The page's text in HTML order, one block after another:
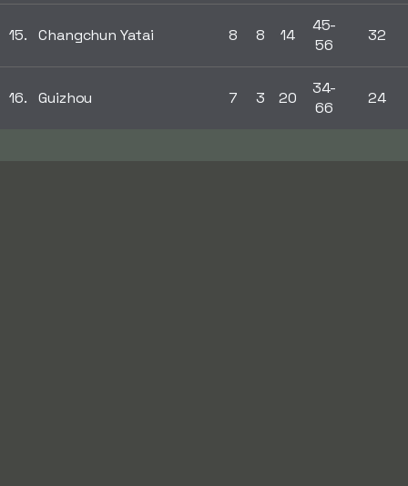
15. Changchun Yatai 8 8 14
45-
56
32
16. Guizhou 7 3 20
34-
66
24